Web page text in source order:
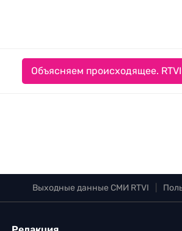
Объясняем происходящее.
Выходные данные СМИ RTVI